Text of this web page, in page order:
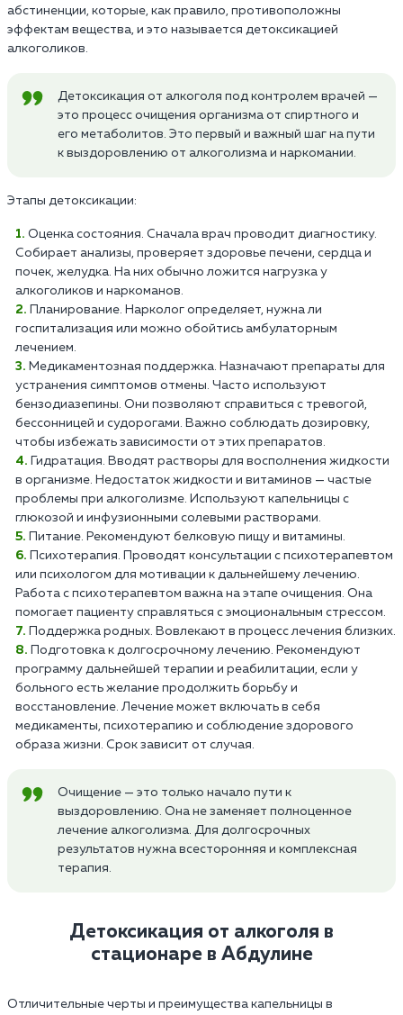
абстиненции, которые, как правило, противоположны
эффектам вещества, и это называется детоксикацией
алкоголиков.
Детоксикация от алкоголя под контролем врачей —
это процесс очищения организма от спиртного и
его метаболитов. Это первый и важный шаг на пути
к выздоровлению от алкоголизма и наркомании.
Этапы детоксикации:
Оценка состояния. Сначала врач проводит диагностику.
Собирает анализы, проверяет здоровье печени, сердца и
почек, желудка. На них обычно ложится нагрузка у
алкоголиков и наркоманов.
Планирование. Нарколог определяет, нужна ли
госпитализация или можно обойтись амбулаторным
лечением.
Медикаментозная поддержка. Назначают препараты для
устранения симптомов отмены. Часто используют
бензодиазепины. Они позволяют справиться с тревогой,
бессонницей и судорогами. Важно соблюдать дозировку,
чтобы избежать зависимости от этих препаратов.
Гидратация. Вводят растворы для восполнения жидкости
в организме. Недостаток жидкости и витаминов — частые
проблемы при алкоголизме. Используют капельницы с
глюкозой и инфузионными солевыми растворами.
Питание. Рекомендуют белковую пищу и витамины.
Психотерапия. Проводят консультации с психотерапевтом
или психологом для мотивации к дальнейшему лечению.
Работа с психотерапевтом важна на этапе очищения. Она
помогает пациенту справляться с эмоциональным стрессом.
Поддержка родных. Вовлекают в процесс лечения близких.
Подготовка к долгосрочному лечению. Рекомендуют
программу дальнейшей терапии и реабилитации, если у
больного есть желание продолжить борьбу и
восстановление. Лечение может включать в себя
медикаменты, психотерапию и соблюдение здорового
образа жизни. Срок зависит от случая.
Очищение — это только начало пути к
выздоровлению. Она не заменяет полноценное
лечение алкоголизма. Для долгосрочных
результатов нужна всесторонняя и комплексная
терапия.
Детоксикация от алкоголя в
стационаре в Абдулине
Отличительные черты и преимущества капельницы в